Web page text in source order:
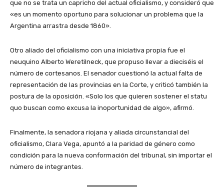
que no se trata un capricho del actual oficialismo, y consideró que
«es un momento oportuno para solucionar un problema que la
Argentina arrastra desde 1860».
Otro aliado del oficialismo con una iniciativa propia fue el
neuquino Alberto Weretilneck, que propuso llevar a dieciséis el
número de cortesanos. El senador cuestionó la actual falta de
representación de las provincias en la Corte, y criticó también la
postura de la oposición. «Solo los que quieren sostener el statu
quo buscan como excusa la inoportunidad de algo», afirmó.
Finalmente, la senadora riojana y aliada circunstancial del
oficialismo, Clara Vega, apuntó a la paridad de género como
condición para la nueva conformación del tribunal, sin importar el
número de integrantes.